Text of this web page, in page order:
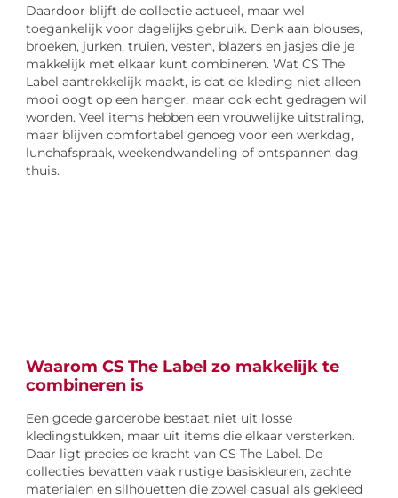
Daardoor blijft de collectie actueel, maar wel
toegankelijk voor dagelijks gebruik. Denk aan blouses,
broeken, jurken, truien, vesten, blazers en jasjes die je
makkelijk met elkaar kunt combineren. Wat CS The
Label aantrekkelijk maakt, is dat de kleding niet alleen
mooi oogt op een hanger, maar ook echt gedragen wil
worden. Veel items hebben een vrouwelijke uitstraling,
maar blijven comfortabel genoeg voor een werkdag,
lunchafspraak, weekendwandeling of ontspannen dag
thuis.
Waarom CS The Label zo makkelijk te
combineren is
Een goede garderobe bestaat niet uit losse
kledingstukken, maar uit items die elkaar versterken.
Daar ligt precies de kracht van CS The Label. De
collecties bevatten vaak rustige basiskleuren, zachte
materialen en silhouetten die zowel casual als gekleed